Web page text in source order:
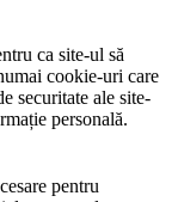
ca site-ul să
cookie-uri care
securitate ale site-
personală.
pentru